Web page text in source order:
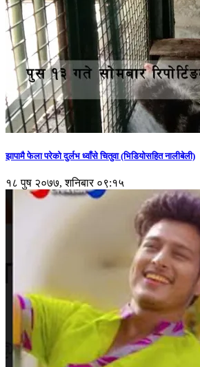
झापामै फेला परेको दुर्लभ ध्वाँसे चितुवा (भिडियोसहित नालीबेली)
१८ पुष २०७७, शनिबार ०९:१५